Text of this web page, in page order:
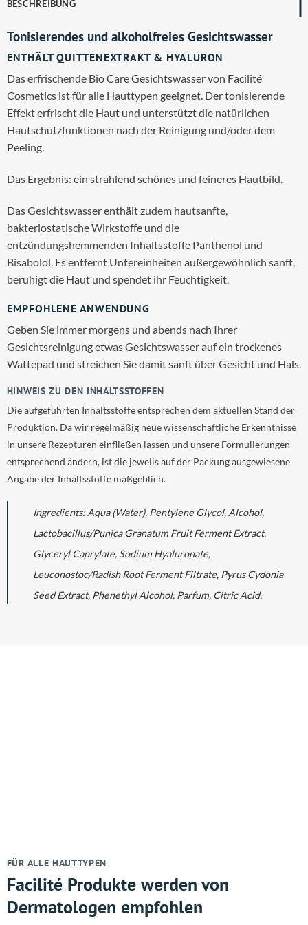
BESCHREIBUNG
Tonisierendes und alkoholfreies Gesichtswasser
ENTHÄLT QUITTENEXTRAKT & HYALURON
Das erfrischende Bio Care Gesichtswasser von Facilité
Cosmetics ist für alle Hauttypen geeignet. Der tonisierende
Effekt erfrischt die Haut und unterstützt die natürlichen
Hautschutzfunktionen nach der Reinigung und/oder dem
Peeling.
Das Ergebnis: ein strahlend schönes und feineres Hautbild.
Das Gesichtswasser enthält zudem hautsanfte,
bakteriostatische Wirkstoffe und die
entzündungshemmenden Inhaltsstoffe Panthenol und
Bisabolol. Es entfernt Untereinheiten außergewöhnlich sanft,
beruhigt die Haut und spendet ihr Feuchtigkeit.
EMPFOHLENE ANWENDUNG
Geben Sie immer morgens und abends nach Ihrer
Gesichtsreinigung etwas Gesichtswasser auf ein trockenes
Wattepad und streichen Sie damit sanft über Gesicht und Hals.
HINWEIS ZU DEN INHALTSSTOFFEN
Die aufgeführten Inhaltsstoffe entsprechen dem aktuellen Stand der
Produktion. Da wir regelmäßig neue wissenschaftliche Erkenntnisse
in unsere Rezepturen einfließen lassen und unsere Formulierungen
entsprechend ändern, ist die jeweils auf der Packung ausgewiesene
Angabe der Inhaltsstoffe maßgeblich.
Ingredients: Aqua (Water), Pentylene Glycol, Alcohol,
Lactobacillus/Punica Granatum Fruit Ferment Extract,
Glyceryl Caprylate, Sodium Hyaluronate,
Leuconostoc/Radish Root Ferment Filtrate, Pyrus Cydonia
Seed Extract, Phenethyl Alcohol, Parfum, Citric Acid.
FÜR ALLE HAUTTYPEN
Facilité Produkte werden von
Dermatologen empfohlen